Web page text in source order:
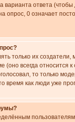
варианта ответа
опрос, 0 означает
только их
всегда относится
то только
время как люди уже